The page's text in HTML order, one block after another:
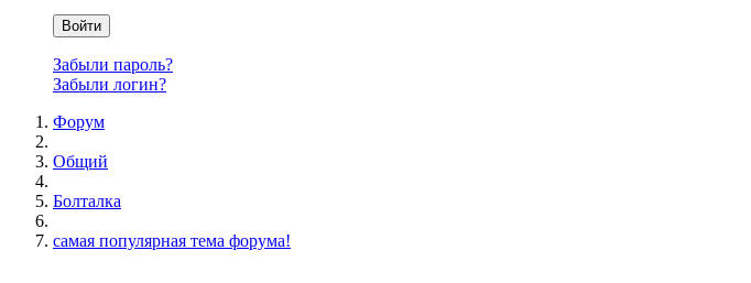
Войти
Забыли пароль?
Забыли логин?
Форум
Общий
Болталка
самая популярная тема форума!